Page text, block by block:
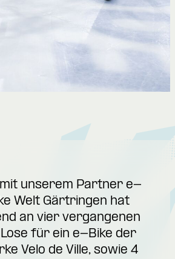
mit unserem Partner e-
Welt Gärtringen hat
an vier vergangenen
Lose für ein e-Bike der
Velo de Ville, sowie 4